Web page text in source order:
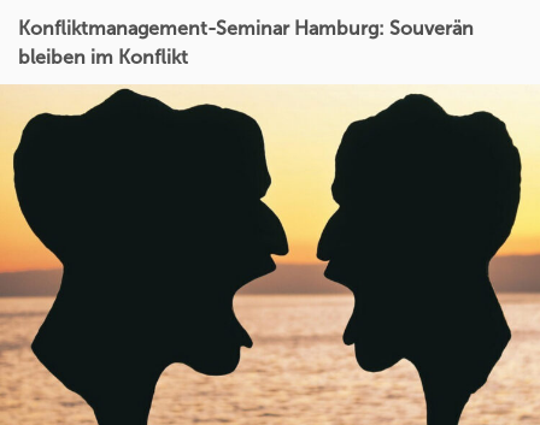
Konfliktmanagement-Seminar Hamburg: Souverän
bleiben im Konflikt